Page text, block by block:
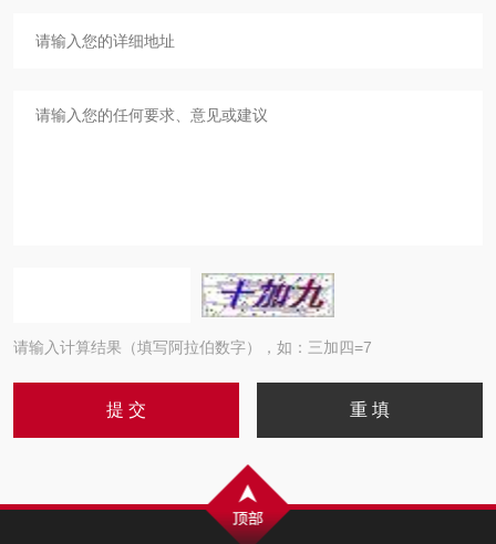
请输入计算结果（填写阿拉伯数字），如：三加四=7